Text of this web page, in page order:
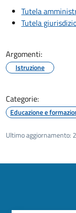
Tutela
Tutela
Argomenti:
Istruzione
Categorie:
Educazione e
Ultimo aggiornamento: